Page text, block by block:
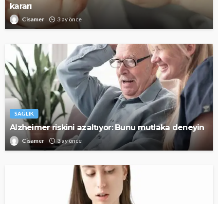
kararı
Cisamer 3 ay önce
SAĞLIK
Alzheimer riskini azaltıyor: Bunu mutlaka deneyin
Cisamer 3 ay önce